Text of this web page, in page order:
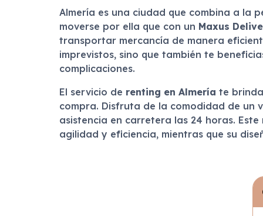
Almería es una ciudad que combina a la
moverse por ella que con un Maxus
transportar mercancía de manera
imprevistos, sino que también te
complicaciones.
El servicio de renting en Almería te
compra. Disfruta de la comodidad de un
asistencia en carretera las 24 horas.
agilidad y eficiencia, mientras que su